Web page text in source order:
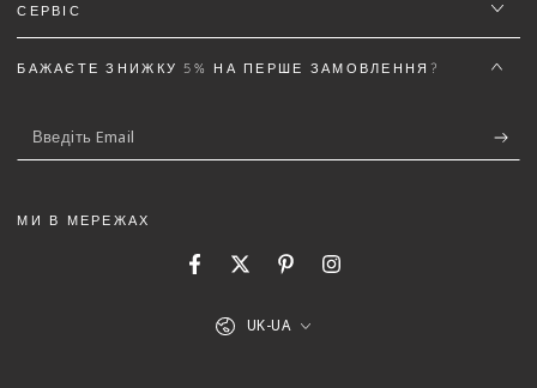
Текст відгуку (не менш 50 символів)
СЕРВІС
БАЖАЄТЕ ЗНИЖКУ 5% НА ПЕРШЕ ЗАМОВЛЕННЯ?
Введіть
Email
МИ В МЕРЕЖАХ
FacebookTwitterPinterestInstagram
UK-UA